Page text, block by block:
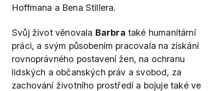
Hoffmana a Bena Stillera.
Svůj život věnovala Barbra také humanitární
práci, a svým působením pracovala na získání
rovnoprávného postavení žen, na ochranu
lidských a občanských práv a svobod, za
zachování životního prostředí a bojuje také ve